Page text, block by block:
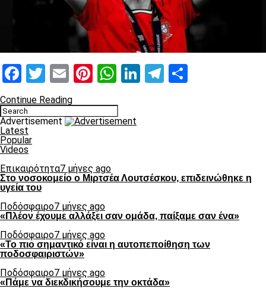
Facebook
Twitter
EmailPinterest
WhatsApp
LinkedIn
Telegram
Continue Reading
Advertisement
Latest
Popular
Videos
Επικαιρότητα7 μήνες ago
Στο νοσοκομείο ο Μιρτσέα Λουτσέσκου, επιδεινώθηκε η
υγεία του
Ποδόσφαιρο7 μήνες ago
«Πλέον έχουμε αλλάξει σαν ομάδα, παίξαμε σαν ένα»
Ποδόσφαιρο7 μήνες ago
«Το πιο σημαντικό είναι η αυτοπεποίθηση των
ποδοσφαιριστών»
Ποδόσφαιρο7 μήνες ago
«Πάμε να διεκδικήσουμε την οκτάδα»